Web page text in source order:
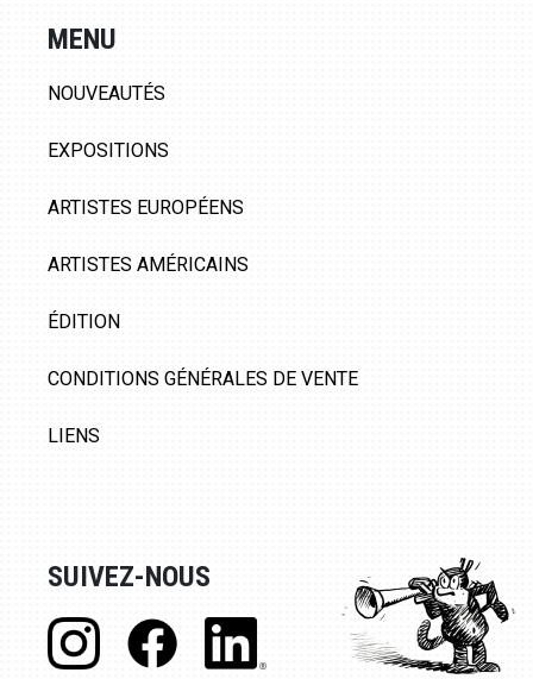
MENU
NOUVEAUTÉS
EXPOSITIONS
ARTISTES EUROPÉENS
ARTISTES AMÉRICAINS
ÉDITION
CONDITIONS GÉNÉRALES DE VENTE
LIENS
SUIVEZ-NOUS